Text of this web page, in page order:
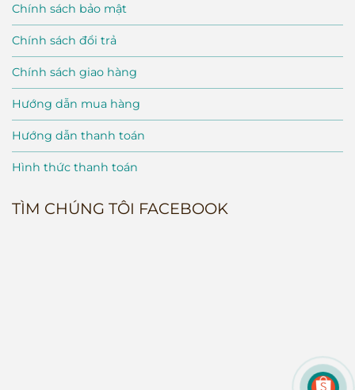
Chính sách bảo mật
Chính sách đổi trả
Chính sách giao hàng
Hướng dẫn mua hàng
Hướng dẫn thanh toán
Hình thức thanh toán
TÌM CHÚNG TÔI FACEBOOK